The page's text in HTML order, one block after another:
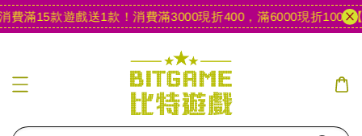
滿15款遊戲送1款！消費滿3000現折400，滿6000現折1000【官